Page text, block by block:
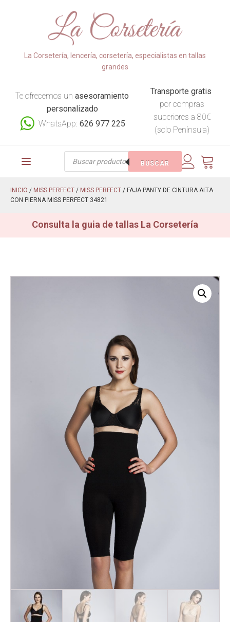
La Corsetería, lencería, corsetería, especialistas en tallas
grandes
Te ofrecemos unasesoramiento
personalizado
WhatsApp:626 977 225
Transporte gratis
por compras
superiores a 80€
(solo Península)
Búsqueda
BUSCAR
INICIO / MISS PERFECT / MISS PERFECT / FAJA PANTY DE CINTURA ALTA
CON PIERNA MISS PERFECT 34821
Consulta la guia de tallas La Corsetería